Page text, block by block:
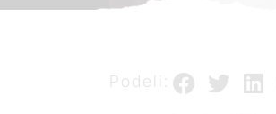
Podeli: